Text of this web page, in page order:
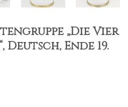
„Die Vier
Deutsch, Ende 19.